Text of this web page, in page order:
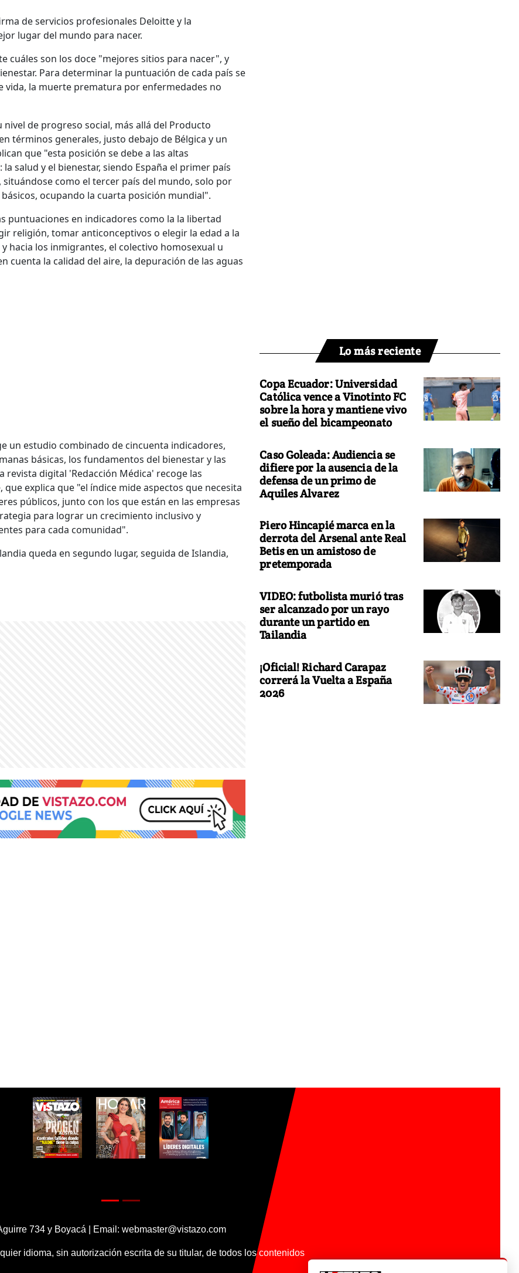
de servicios profesionales Deloitte y la
lugar del mundo para nacer.
cuáles son los doce "mejores sitios para nacer", y
Para determinar la puntuación de cada país se
vida, la muerte prematura por enfermedades no
de progreso social, más allá del Producto
términos generales, justo debajo de Bélgica y un
que "esta posición se debe a las altas
salud y el bienestar, siendo España el primer país
como el tercer país del mundo, solo por
ocupando la cuarta posición mundial".
puntuaciones en indicadores como la la libertad
religión, tomar anticonceptivos o elegir la edad a la
hacia los inmigrantes, el colectivo homosexual u
cuenta la calidad del aire, la depuración de las aguas
un estudio combinado de cincuenta indicadores,
básicas, los fundamentos del bienestar y las
revista digital 'Redacción Médica' recoge las
explica que "el índice mide aspectos que necesita
públicos, junto con los que están en las empresas
para lograr un crecimiento inclusivo y
para cada comunidad".
queda en segundo lugar, seguida de Islandia,
Lo más reciente
Copa Ecuador: Universidad
Católica vence a Vinotinto FC
sobre la hora y mantiene vivo
el sueño del bicampeonato
Caso Goleada: Audiencia se
difiere por la ausencia de la
defensa de un primo de
Aquiles Alvarez
Piero Hincapié marca en la
derrota del Arsenal ante Real
Betis en un amistoso de
pretemporada
VIDEO: futbolista murió tras
ser alcanzado por un rayo
durante un partido en
Tailandia
¡Oficial! Richard Carapaz
correrá la Vuelta a España
2026
734 y Boyacá | Email: webmaster@vistazo.com
idioma, sin autorización escrita de su titular, de todos los contenidos